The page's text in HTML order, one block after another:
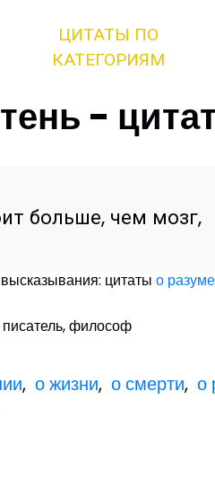
ЦИТАТЫ ПО
КАТЕГОРИЯМ
-
больше, чем мозг,
цитаты о
философ
,о жизни,о смерти,о